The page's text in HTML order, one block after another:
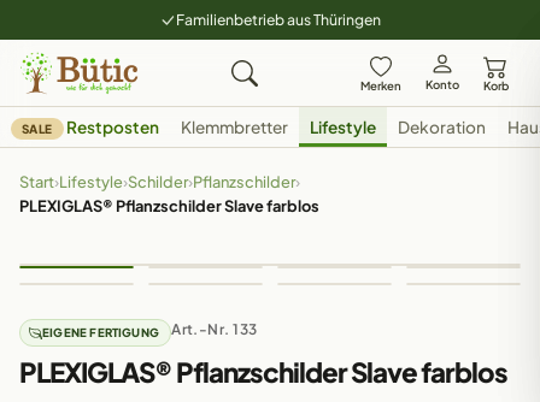
Familienbetrieb aus Thüringen
Merken Konto Korb
SALE Restposten Klemmbretter Lifestyle Dekoration
Start›Lifestyle›Schilder›Pflanzschilder›
PLEXIGLAS® Pflanzschilder Slave farblos
EIGENE FERTIGUNG Art.-Nr. 133
PLEXIGLAS® Pflanzschilder Slave farblos